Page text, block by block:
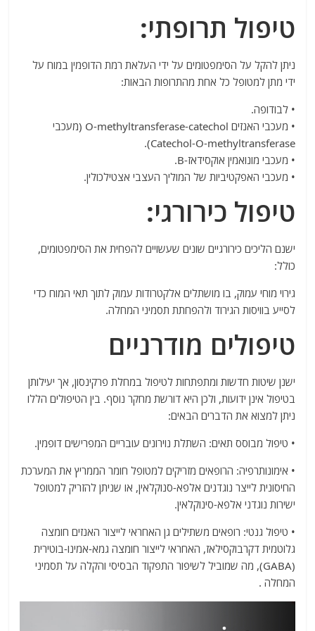
טיפול תרופתי:
ניתן להקל על הסימפטומים על ידי העלאת רמת הדופמין במוח על
ידי מתן למטופל כל אחת מהתרופות הבאות:
• לבודופה.
• מעכבי האנזים O-methyltransferase-catechol (מעכבי
Catechol-O-methyltransferase).
• מעכבי מונואמין אוקסידאז-B.
• מעכבי האפקטיביות של המוליך העצבי אצטילכולין.
טיפול כירורגי:
ישנם הליכים כירורגיים שונים שעשויים להפחית את הסימפטומים,
כולל:
גירוי מוחי עמוק, בו מושתלים אלקטרודות עמוק לתוך תאי המוח כדי
לסייע בוויסות הגירוד ולהפחתת תסמיני המחלה.
טיפולים מודרניים
ישנן שיטות חדשות ומתפתחות לטיפול במחלת פרקינסון, אך יעילותן
בטיפול אינן ידועות, ולכן היא דורשת מחקר נוסף. בין הטיפולים הללו
ניתן למצוא את הדברים הבאים:
• טיפול מבוסס תאים: השתלת נוירונים עובריים המפרישים דופמין.
• אימונותרפיה: הרופאים מזריקים למטופל חומר הממריץ את המערכת
החיסונית לייצר נוגדנים אלפא-סנוקלאין, או שניתן להזריק למטופל
ישירות נוגדני אלפא-סינוקלאין.
• טיפול גנטי: רופאים משתילים גן האחראי לייצור האנזים חומצה
גלוטמית דקרבוקסילאז, האחראי לייצור חומצה גמא-אמינו-בוטירית
(GABA), מה שמוביל לשיפור התפקוד הבסיסי והקלה על תסמיני
המחלה .